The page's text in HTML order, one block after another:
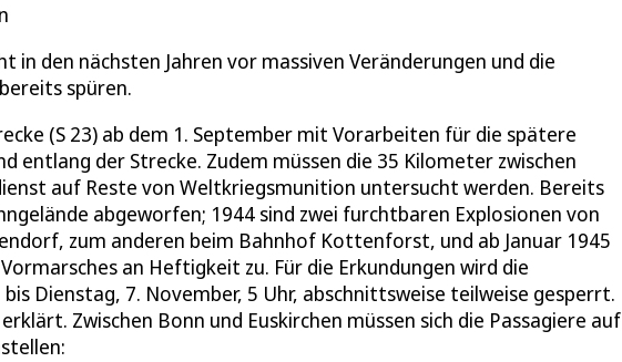
in den nächsten Jahren vor massiven Veränderungen und die
spüren.
(S 23) ab dem 1. September mit Vorarbeiten für die spätere
entlang der Strecke. Zudem müssen die 35 Kilometer zwischen
auf Reste von Weltkriegsmunition untersucht werden. Bereits
abgeworfen; 1944 sind zwei furchtbaren Explosionen von
zum anderen beim Bahnhof Kottenforst, und ab Januar 1945
an Heftigkeit zu. Für die Erkundungen wird die
Dienstag, 7. November, 5 Uhr, abschnittsweise teilweise gesperrt.
Zwischen Bonn und Euskirchen müssen sich die Passagiere auf